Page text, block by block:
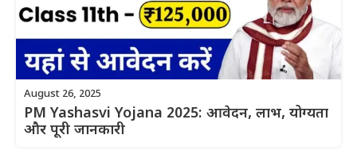
August 26, 2025
PM Yashasvi Yojana 2025: आवेदन, लाभ, योग्यता
और पूरी जानकारी